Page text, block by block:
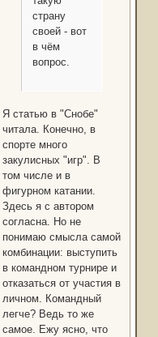
страну
своей - вот
в чём
вопрос.
Я статью в "Снобе"
читала. Конечно, в
спорте много
закулисных "игр". В
том числе и в
фигурном катании.
Здесь я с автором
согласна. Но не
понимаю смысла самой
комбинации: выступить
в командном турнире и
отказаться от участия в
личном. Командный
легче? Ведь то же
самое. Ежу ясно, что